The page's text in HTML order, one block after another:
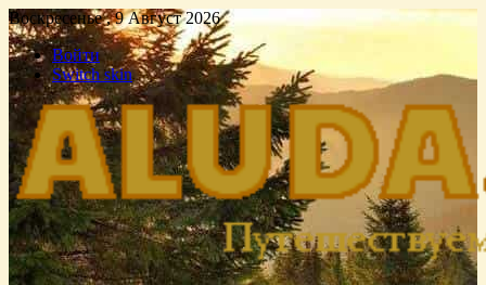
Воскресенье , 9 Август 2026
Войти
Switch skin